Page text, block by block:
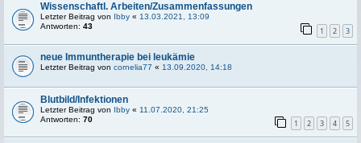
Wissenschaftl. Arbeiten/Zusammenfassungen
Letzter Beitrag von Ibby « 13.03.2021, 13:09
Antworten: 43 1 2 3
neue Immuntherapie bei leukämie
Letzter Beitrag von cornelia77 « 13.09.2020, 14:18
Blutbild/Infektionen
Letzter Beitrag von Ibby « 11.07.2020, 21:25
Antworten: 70 1 2 3 4 5